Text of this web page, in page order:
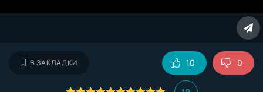
В ЗАКЛАДКИ 10 0